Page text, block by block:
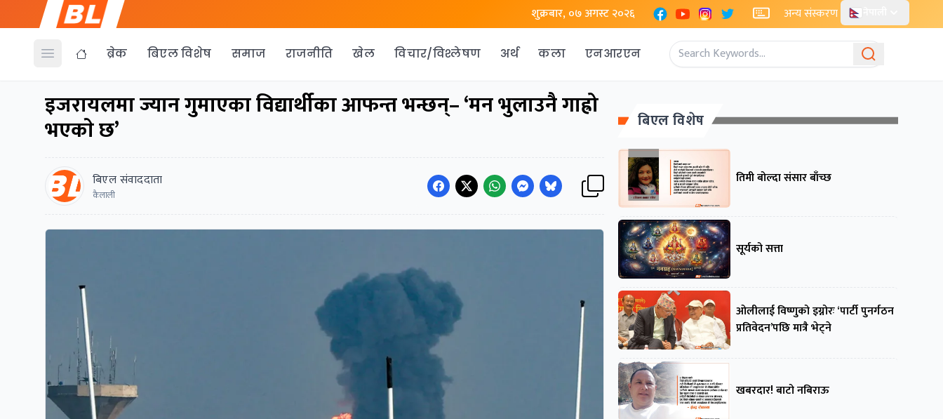
शुक्रबार, ०७ अगस्ट २०२६ FacebookYouTubeInstagram
X अन्य संस्करण
Open menu ब्रेक बिएल विशेष समाज राजनीति खेल विचार/विश्लेषण अर्थ कला एनआरएन
इजरायलमा ज्यान गुमाएका विद्यार्थीका आफन्त भन्छन्– ‘मन भुलाउनै गाह्रो
भएकाे छ’
बिएल संवाददाता
कैलाली
बिएल विशेष
तिमी बोल्दा संसार बाँच्छ
सूर्यको सत्ता
ओलीलाई विष्णुको इग्नोरः ‘पार्टी पुनर्गठन
प्रतिवेदन’पछि मात्रै भेट्ने
खबरदार! बाटो नबिराऊ